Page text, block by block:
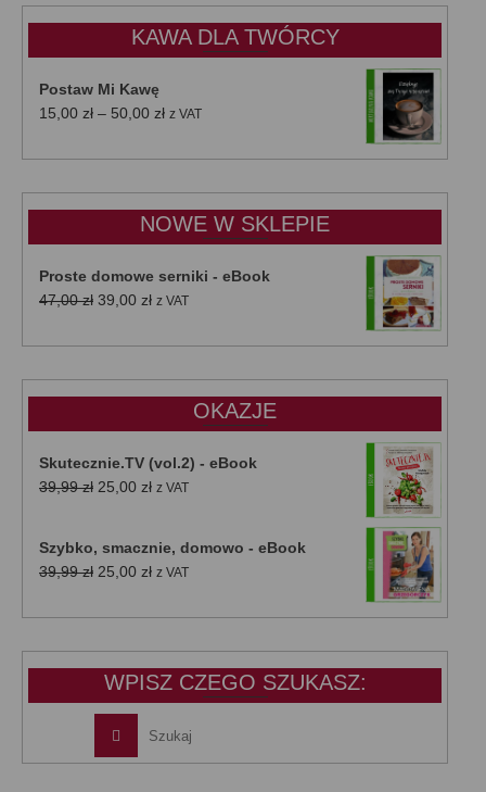
KAWA DLA TWÓRCY
Postaw Mi Kawę
15,00 zł – 50,00 złZakres
od
do
50,00 zł
z VAT
NOWE W SKLEPIE
Proste domowe serniki - eBook
47,00zł Pierwotna
wynosiła:
39,00 złAktualna
wynosi:
z VAT
OKAZJE
Skutecznie.TV (vol.2) - eBook
39,99zł Pierwotna
39,99 zł.
25,00 złAktualna
25,00 zł.
z VAT
Szybko, smacznie, domowo - eBook
39,99zł Pierwotna
wynosiła:
25,00 złAktualna
wynosi:
z VAT
WPISZ CZEGO SZUKASZ: